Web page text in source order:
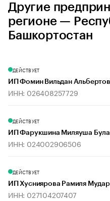
Другие
регионе —
Башкортостан
ДЕЙСТВУЕТ
ИП Фомин Вильдан
ИНН: 026408257729
ДЕЙСТВУЕТ
ИП Фарукшина Миляуша
ИНН: 024002906506
ДЕЙСТВУЕТ
ИП Хусниярова Рамиля
ИНН: 027104207407